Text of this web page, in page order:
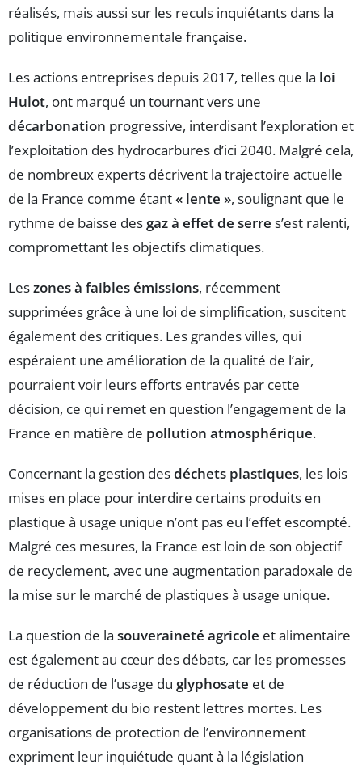
réalisés, mais aussi sur les reculs inquiétants dans la
politique environnementale française.
Les actions entreprises depuis 2017, telles que la loi
Hulot, ont marqué un tournant vers une
décarbonation progressive, interdisant l’exploration et
l’exploitation des hydrocarbures d’ici 2040. Malgré cela,
de nombreux experts décrivent la trajectoire actuelle
de la France comme étant« lente », soulignant que le
rythme de baisse des gaz à effet de serre s’est ralenti,
compromettant les objectifs climatiques.
Leszones à faibles émissions, récemment
supprimées grâce à une loi de simplification, suscitent
également des critiques. Les grandes villes, qui
espéraient une amélioration de la qualité de l’air,
pourraient voir leurs efforts entravés par cette
décision, ce qui remet en question l’engagement de la
France en matière de pollution atmosphérique.
Concernant la gestion desdéchets plastiques, les lois
mises en place pour interdire certains produits en
plastique à usage unique n’ont pas eu l’effet escompté.
Malgré ces mesures, la France est loin de son objectif
de recyclement, avec une augmentation paradoxale de
la mise sur le marché de plastiques à usage unique.
La question de la souveraineté agricole et alimentaire
est également au cœur des débats, car les promesses
de réduction de l’usage du glyphosate et de
développement du bio restent lettres mortes. Les
organisations de protection de l’environnement
expriment leur inquiétude quant à la législation